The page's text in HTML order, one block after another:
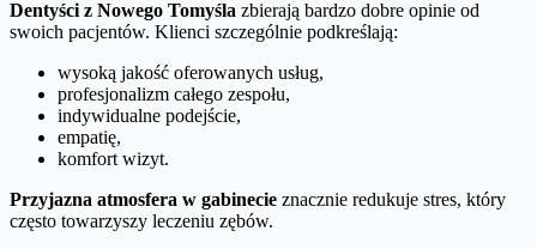
Dentyści z Nowego Tomyśla zbierają bardzo dobre opinie od
swoich pacjentów. Klienci szczególnie podkreślają:
wysoką jakość oferowanych usług,
profesjonalizm całego zespołu,
indywidualne podejście,
empatię,
komfort wizyt.
Przyjazna atmosfera w gabinecie znacznie redukuje stres, który
często towarzyszy leczeniu zębów.